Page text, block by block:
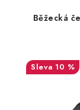
Běžecká
10 %